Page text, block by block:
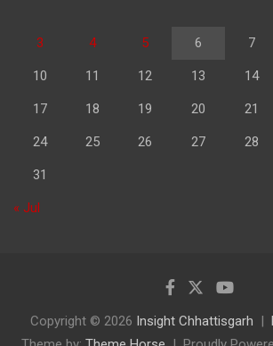
3 4 5 6 7
10 11 12 13 14
17 18 19 20 21
24 25 26 27 28
31
« Jul
Copyright © 2026 Insight Chhattisgarh